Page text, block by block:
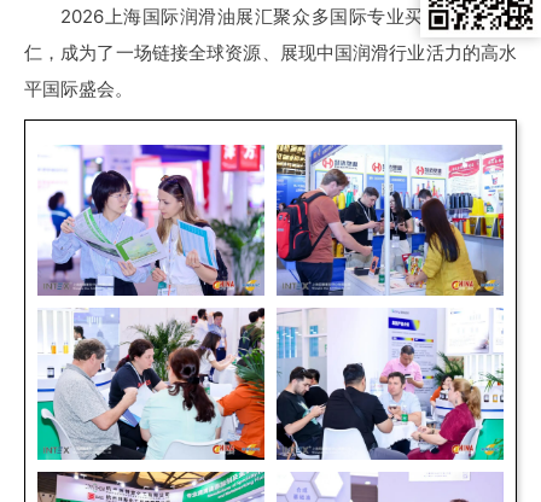
2026上海国际润滑油展汇聚众多国际专业买家与行业同
仁，成为了一场链接全球资源、展现中国润滑行业活力的高水
平国际盛会。